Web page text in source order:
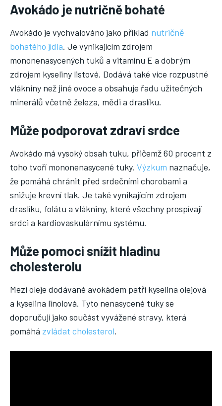
Avokádo je nutričně bohaté
Avokádo je vychvalováno jako příklad nutričně
bohatého jídla. Je vynikajícím zdrojem
mononenasycených tuků a vitamínu E a dobrým
zdrojem kyseliny listové. Dodává také více rozpustné
vlákniny než jiné ovoce a obsahuje řadu užitečných
minerálů včetně železa, mědi a draslíku.
Může podporovat zdraví srdce
Avokádo má vysoký obsah tuku, přičemž 60 procent z
toho tvoří mononenasycené tuky. Výzkum naznačuje,
že pomáhá chránit před srdečními chorobami a
snižuje krevní tlak. Je také vynikajícím zdrojem
draslíku, folátu a vlákniny, které všechny prospívají
srdci a kardiovaskulárnímu systému.
Může pomoci snížit hladinu
cholesterolu
Mezi oleje dodávané avokádem patří kyselina olejová
a kyselina linolová. Tyto nenasycené tuky se
doporučují jako součást vyvážené stravy, která
pomáhá zvládat cholesterol.